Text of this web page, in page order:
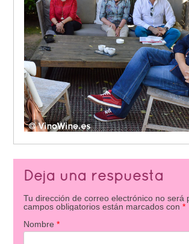
Deja una respuesta
Tu dirección de correo electrónico no será
campos obligatorios están marcados con *
Nombre *